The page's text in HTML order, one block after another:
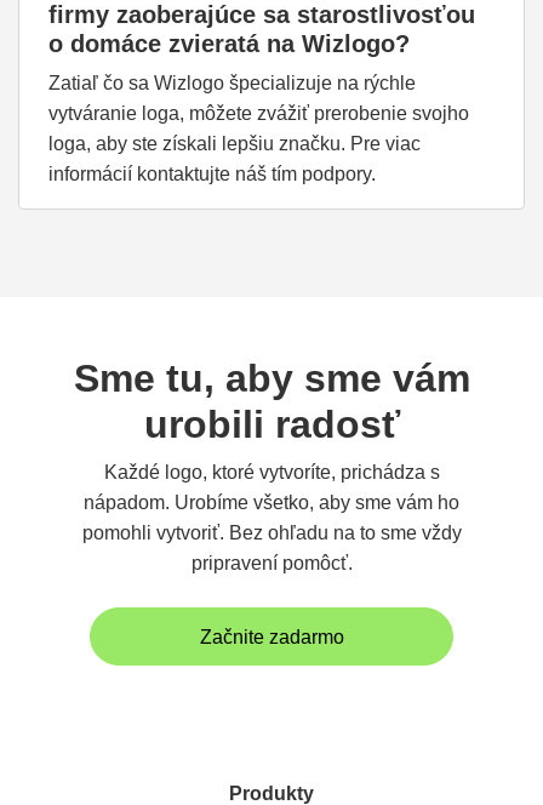
firmy zaoberajúce sa starostlivosťou
o domáce zvieratá na Wizlogo?
Zatiaľ čo sa Wizlogo špecializuje na rýchle
vytváranie loga, môžete zvážiť prerobenie svojho
loga, aby ste získali lepšiu značku. Pre viac
informácií kontaktujte náš tím podpory.
Sme tu, aby sme vám
urobili radosť
Každé logo, ktoré vytvoríte, prichádza s
nápadom. Urobíme všetko, aby sme vám ho
pomohli vytvoriť. Bez ohľadu na to sme vždy
pripravení pomôcť.
Začnite zadarmo
Produkty